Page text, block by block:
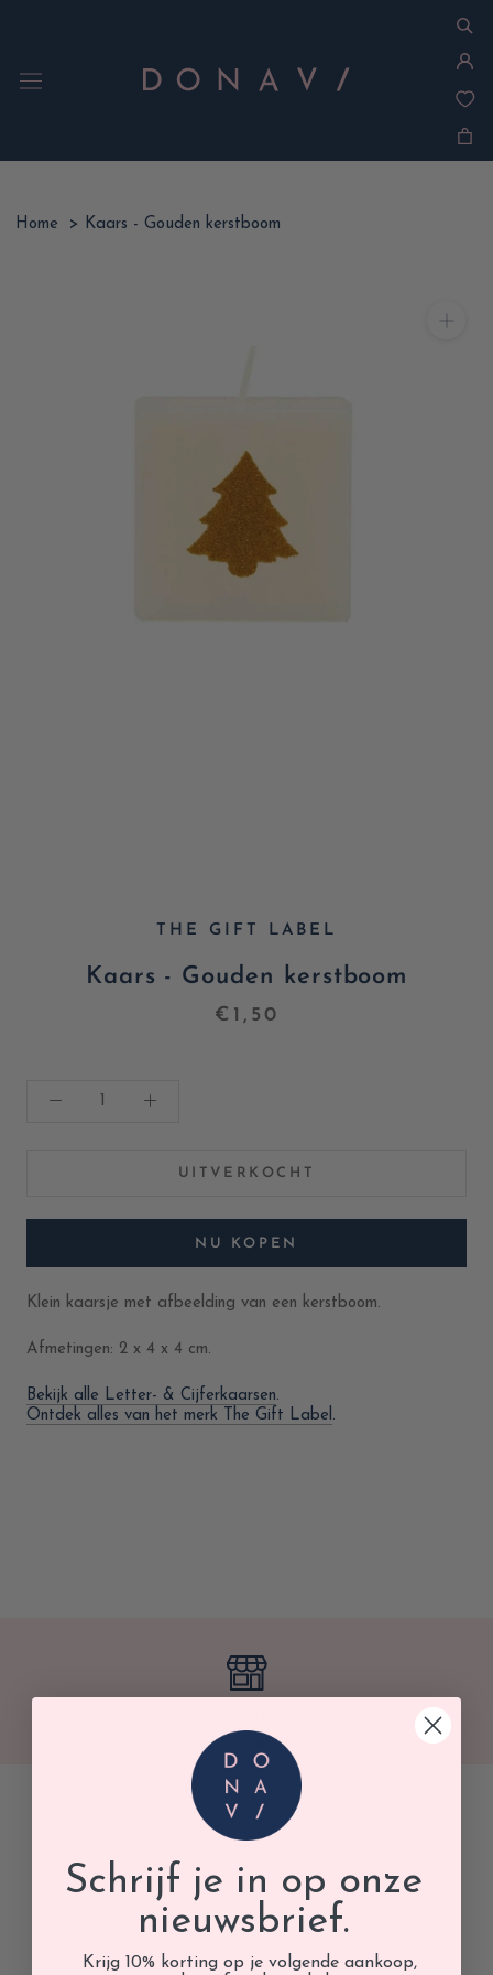
Ga
Home
> Kaars - Gouden kerstboom
THE GIFT LABEL
Kaars - Gouden kerstboom
€1,50
UITVERKOCHT
NU KOPEN
Klein kaarsje met afbeelding van een kerstboom.
Afmetingen: 2 x 4 x 4 cm.
Bekijk alle Letter- & Cijferkaarsen.
Ontdek alles van het merk The Gift Label.
Schrijf je in op onze
nieuwsbrief.
Krijg 10% korting op je volgende aankoop,